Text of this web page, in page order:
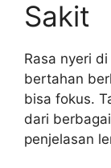
Sakit
Rasa nyeri
bertahan
bisa fokus.
dari
penjelasan